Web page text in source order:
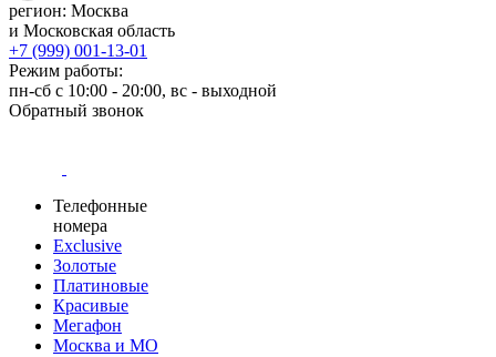
регион: Москва
и Московская область
+7 (999) 001-13-01
Режим работы:
пн-сб с 10:00 - 20:00, вс - выходной
Обратный звонок
Телефонные
номера
Exclusive
Золотые
Платиновые
Красивые
Мегафон
Москва и МО